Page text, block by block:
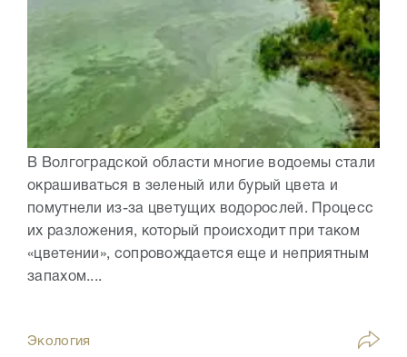
В Волгоградской области многие водоемы стали
окрашиваться в зеленый или бурый цвета и
помутнели из-за цветущих водорослей. Процесс
их разложения, который происходит при таком
«цветении», сопровождается еще и неприятным
запахом....
Экология